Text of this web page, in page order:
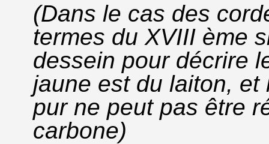
(Dans le cas des
termes du XVIII ème
dessein pour décrire
jaune est du laiton, et
pur ne peut pas être
carbone)